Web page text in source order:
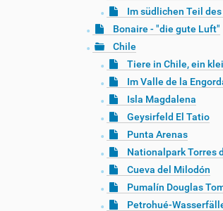
Im südlichen Teil
Bonaire - "die gute Luft"
Chile
Tiere in Chile, ein
Im Valle de la
Isla Magdalena
Geysirfeld El Tatio
Punta Arenas
Nationalpark Torres
Cueva del Milodón
Pumalín Douglas
Petrohué-